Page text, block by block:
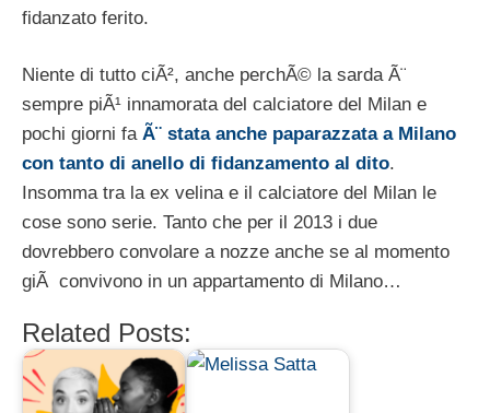
fidanzato ferito.
Niente di tutto ciÃ², anche perchÃ© la sarda Ã¨
sempre piÃ¹ innamorata del calciatore del Milan e
pochi giorni fa Ã¨ stata anche paparazzata a Milano
con tanto di anello di fidanzamento al dito.
Insomma tra la ex velina e il calciatore del Milan le
cose sono serie. Tanto che per il 2013 i due
dovrebbero convolare a nozze anche se al momento
giÃ convivono in un appartamento di Milano…
Related Posts: